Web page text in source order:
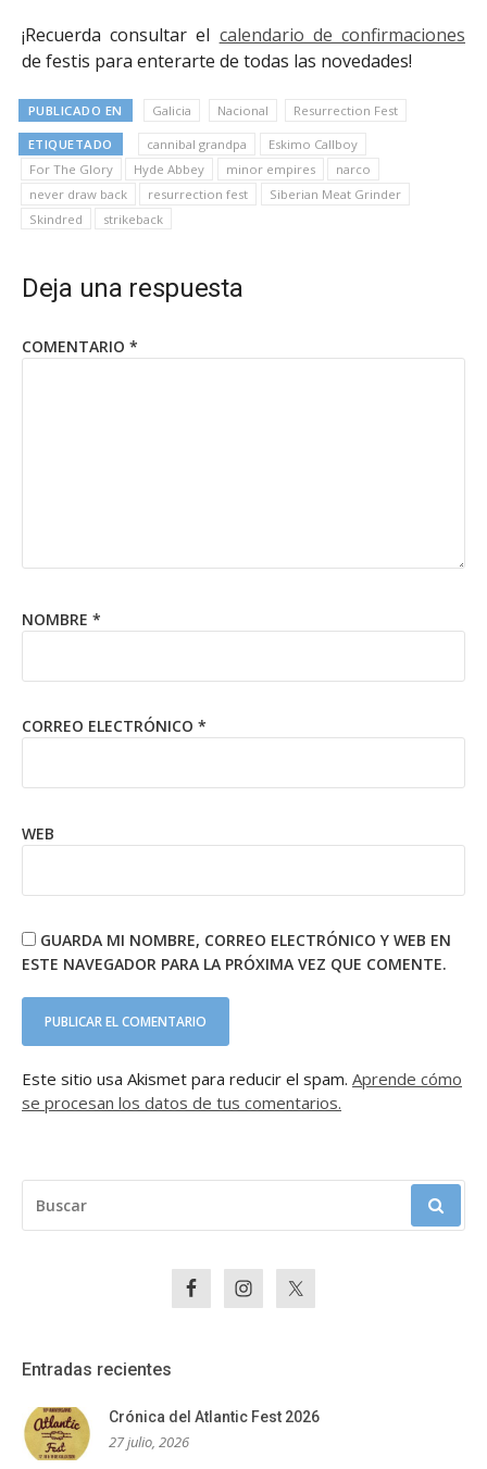
¡Recuerda consultar el calendario de confirmaciones
de festis para enterarte de todas las novedades!
PUBLICADO EN Galicia Nacional Resurrection Fest
ETIQUETADO cannibal grandpa
Eskimo Callboy
For The Glory
Hyde Abbey minor empires
narco
never draw back
resurrection fest
Siberian Meat Grinder
Skindred
strikeback
Deja una respuesta
COMENTARIO *
NOMBRE *
CORREO ELECTRÓNICO *
WEB
GUARDA MI NOMBRE, CORREO ELECTRÓNICO Y WEB EN
ESTE NAVEGADOR PARA LA PRÓXIMA VEZ QUE COMENTE.
Este sitio usa Akismet para reducir el spam. Aprende cómo
se procesan los datos de tus comentarios.
Entradas recientes
Crónica del Atlantic Fest 2026
27 julio, 2026